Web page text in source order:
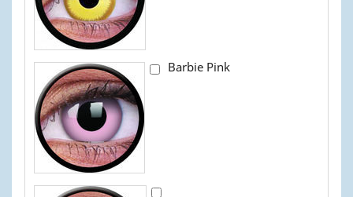
Barbie Pink